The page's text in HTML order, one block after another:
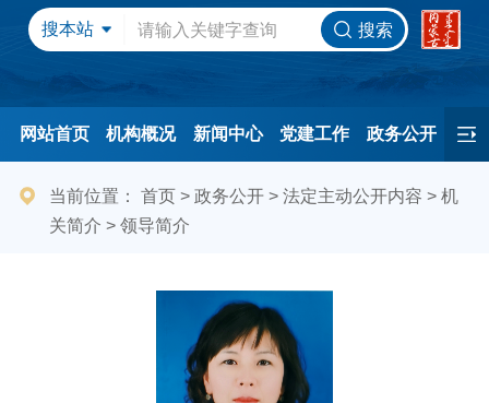
搜本站 搜索
网站首页 机构概况 新闻中心 党建工作 政务公开
办事服务 民间友好 港澳事务 互动交流 专题专栏
当前位置： 首页> 政务公开> 法定主动公开内容 > 机
关简介 > 领导简介